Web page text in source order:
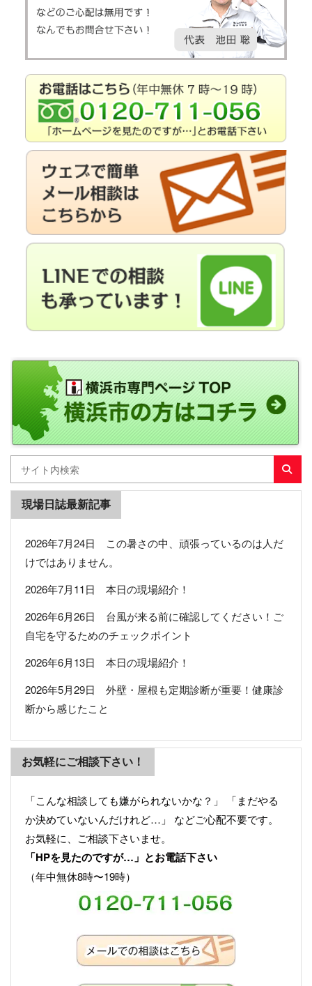
現場日誌最新記事
2026年7月24日 この暑さの中、頑張っているのは人だ
けではありません。
2026年7月11日 本日の現場紹介！
2026年6月26日 台風が来る前に確認してください！ご
自宅を守るためのチェックポイント
2026年6月13日 本日の現場紹介！
2026年5月29日 外壁・屋根も定期診断が重要！健康診
断から感じたこと
お気軽にご相談下さい！
「こんな相談しても嫌がられないかな？」 「まだやる
か決めていないんだけれど…」 などご心配不要です。
お気軽に、ご相談下さいませ。
「HPを見たのですが…」とお電話下さい
（年中無休8時〜19時）